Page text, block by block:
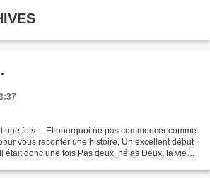
une fois… Et pourquoi ne pas commencer comme
vous raconter une histoire. Un excellent début
était donc une fois Pas deux, hélas Deux, la vie